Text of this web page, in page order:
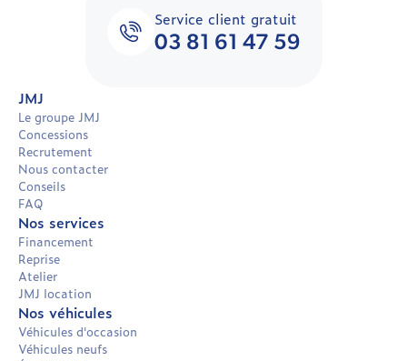
Service client gratuit
03 81 61 47 59
JMJ
Le groupe JMJ
Concessions
Recrutement
Nous contacter
Conseils
FAQ
Nos services
Financement
Reprise
Atelier
JMJ location
Nos véhicules
Véhicules d'occasion
Véhicules neufs